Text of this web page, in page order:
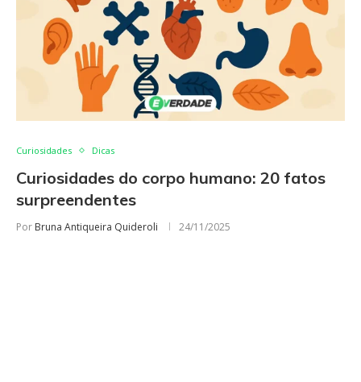
Curiosidades Dicas
Curiosidades do corpo humano: 20 fatos
surpreendentes
Por Bruna Antiqueira Quideroli 24/11/2025